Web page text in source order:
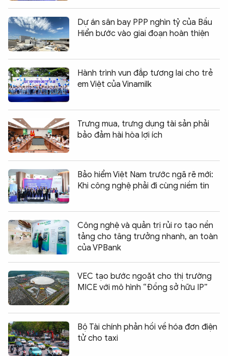
Dự án sân bay PPP nghìn tỷ của Bầu
Hiển bước vào giai đoạn hoàn thiện
Hành trình vun đắp tương lai cho trẻ
em Việt của Vinamilk
Trưng mua, trưng dụng tài sản phải
bảo đảm hài hòa lợi ích
Bảo hiểm Việt Nam trước ngã rẽ mới:
Khi công nghệ phải đi cùng niềm tin
Công nghệ và quản trị rủi ro tạo nền
tảng cho tăng trưởng nhanh, an toàn
của VPBank
VEC tạo bước ngoặt cho thị trường
MICE với mô hình “Đồng sở hữu IP”
Bộ Tài chính phản hồi về hóa đơn điện
tử cho taxi